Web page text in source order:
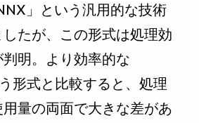
」という汎用的な技術
たが、この形式は処理効
明。より効率的な
う形式と比較すると、処理
量の両面で大きな差があ